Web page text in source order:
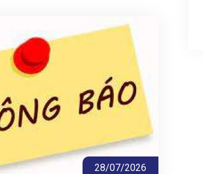
28/07/2026